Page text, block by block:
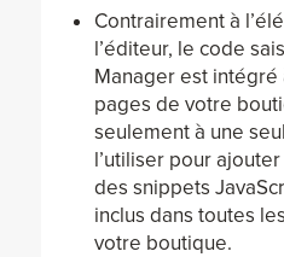
Contrairement à
l’éditeur, le code
Manager est intégré
pages de votre
seulement à une
l’utiliser pour
des snippets
inclus dans toutes
votre boutique.